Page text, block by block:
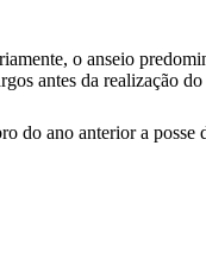
o anseio
antes da realização
do ano anterior a posse